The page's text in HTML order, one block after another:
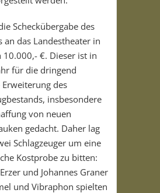
Scheckübergabe des
an das Landestheater in
10.000,- €. Dieser ist in
für die dringend
des
insbesondere
von neuen
gedacht. Daher lag
Schlagzeuger um eine
Kostprobe zu bitten:
und Johannes Graner
und Vibraphon spielten